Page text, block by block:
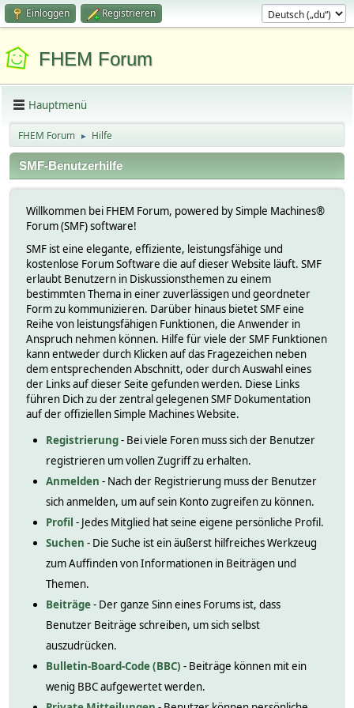
Einloggen Registrieren
FHEM Forum
Hauptmenü
FHEM Forum ► Hilfe
SMF-Benutzerhilfe
Willkommen bei FHEM Forum, powered by Simple Machines®
Forum (SMF) software!
SMF ist eine elegante, effiziente, leistungsfähige und
kostenlose Forum Software die auf dieser Website läuft. SMF
erlaubt Benutzern in Diskussionsthemen zu einem
bestimmten Thema in einer zuverlässigen und geordneter
Form zu kommunizieren. Darüber hinaus bietet SMF eine
Reihe von leistungsfähigen Funktionen, die Anwender in
Anspruch nehmen können. Hilfe für viele der SMF Funktionen
kann entweder durch Klicken auf das Fragezeichen neben
dem entsprechenden Abschnitt, oder durch Auswahl eines
der Links auf dieser Seite gefunden werden. Diese Links
führen Dich zu der zentral gelegenen SMF Dokumentation
auf der offiziellen Simple Machines Website.
Registrierung- Bei viele Foren muss sich der Benutzer
registrieren um vollen Zugriff zu erhalten.
Anmelden - Nach der Registrierung muss der Benutzer
sich anmelden, um auf sein Konto zugreifen zu können.
Profil - Jedes Mitglied hat seine eigene persönliche Profil.
Suchen - Die Suche ist ein äußerst hilfreiches Werkzeug
zum Auffinden von Informationen in Beiträgen und
Themen.
Beiträge- Der ganze Sinn eines Forums ist, dass
Benutzer Beiträge schreiben, um sich selbst
auszudrücken.
Bulletin-Board-Code (BBC) - Beiträge können mit ein
wenig BBC aufgewertet werden.